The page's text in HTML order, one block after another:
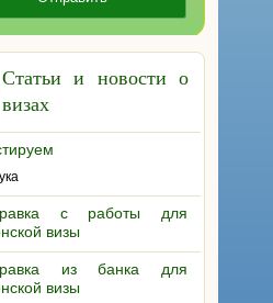
Статьи и новости о
визах
с работы для
визы
из банка для
визы